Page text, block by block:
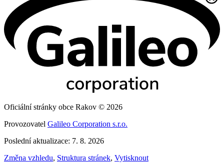
Oficiální stránky obce Rakov © 2026
Provozovatel Galileo Corporation s.r.o.
Poslední aktualizace: 7. 8. 2026
Změna vzhledu, Struktura stránek, Vytisknout